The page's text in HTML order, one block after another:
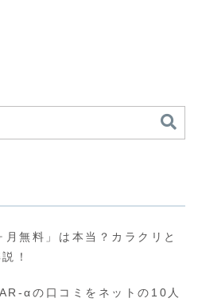
無料」は本当？カラクリと
！
αの口コミをネットの10人